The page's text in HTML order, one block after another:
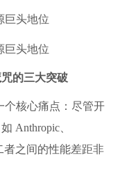
的三大突破
个核心痛点：尽管开
Anthropic、
者之间的性能差距非